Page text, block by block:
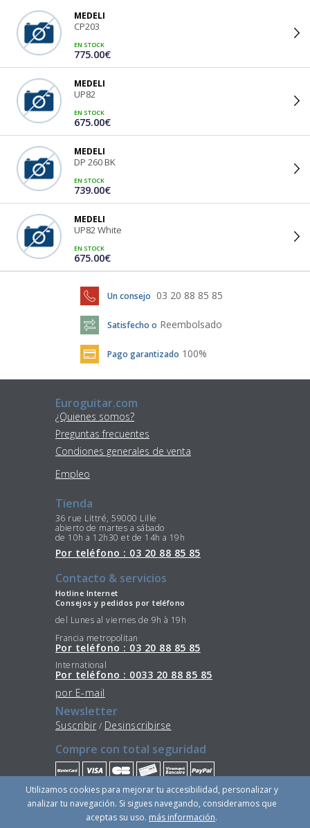
MEDELI
CP203
EN STOCK
775.00€
MEDELI
UP82
EN STOCK
675.00€
MEDELI
DP 260 BK
EN STOCK
739.00€
MEDELI
UP82 White
EN STOCK
675.00€
Un consejo 03 20 88 85 85
Satisfecho o Reembolsado
Pago garantizado 100%
Euroguitar.com
¿Quienes somos?
Preguntas frecuentes
Condiones generales de venta
Empleo
Tienda
36 rue Littré, 59000 Lille
abierto de martes a sábado
de 10h a 12h30 et de 14h a 19h
Por teléfono : 03 20 88 85 85
Contacto & servicios
Hotline Internet
Consejos y pedidos por teléfono
del Lunes al viernes de 9h à 19h
Francia metropolitan
Por teléfono : 03 20 88 85 85
International
Por teléfono : 0033 20 88 85 85
por E-mail
Newsletter
Suscribir / Desinscribirse
Compre con total seguridad
Quédese conectado
Utilizamos cookies para mejorar tu accesibilidad, personalizar y
analizar tu navegación. Si sigues navegando, consideramos que
aceptas su uso. más información.